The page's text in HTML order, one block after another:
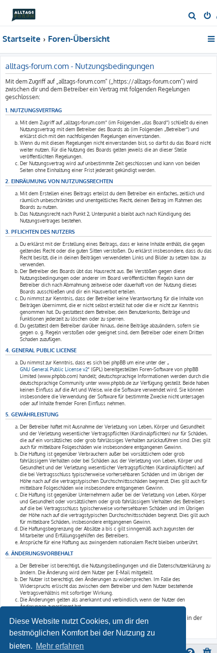
Diese Website nutzt Cookies, um dir den
bestmöglichen Komfort bei der Nutzung zu
bieten. Mehr erfahren
u
Startseite Foren-Übersicht
alltags-forum.com - Nutzungsbedingungen
Mit dem Zugriff auf „alltags-forum.com“ („https://alltags-forum.com“) wird
zwischen dir und dem Betreiber ein Vertrag mit folgenden Regelungen
geschlossen:
1. NUTZUNGSVERTRAG
Mit dem Zugriff auf „alltags-forum.com“ (im Folgenden „das Board“) schließt du einen
Nutzungsvertrag mit dem Betreiber des Boards ab (im Folgenden „Betreiber“) und
erklärst dich mit den nachfolgenden Regelungen einverstanden.
Wenn du mit diesen Regelungen nicht einverstanden bist, so darfst du das Board nicht
weiter nutzen. Für die Nutzung des Boards gelten jeweils die an dieser Stelle
veröffentlichten Regelungen.
Der Nutzungsvertrag wird auf unbestimmte Zeit geschlossen und kann von beiden
Seiten ohne Einhaltung einer Frist jederzeit gekündigt werden.
2. EINRÄUMUNG VON NUTZUNGSRECHTEN
Mit dem Erstellen eines Beitrags erteilst du dem Betreiber ein einfaches, zeitlich und
räumlich unbeschränktes und unentgeltliches Recht, deinen Beitrag im Rahmen des
Boards zu nutzen.
Das Nutzungsrecht nach Punkt 2, Unterpunkt a bleibt auch nach Kündigung des
Nutzungsvertrages bestehen.
3. PFLICHTEN DES NUTZERS
Du erklärst mit der Erstellung eines Beitrags, dass er keine Inhalte enthält, die gegen
geltendes Recht oder die guten Sitten verstoßen. Du erklärst insbesondere, dass du das
Recht besitzt, die in deinen Beiträgen verwendeten Links und Bilder zu setzen bzw. zu
verwenden.
Der Betreiber des Boards übt das Hausrecht aus. Bei Verstößen gegen diese
Nutzungsbedingungen oder anderer im Board veröffentlichten Regeln kann der
Betreiber dich nach Abmahnung zeitweise oder dauerhaft von der Nutzung dieses
Boards ausschließen und dir ein Hausverbot erteilen.
Du nimmst zur Kenntnis, dass der Betreiber keine Verantwortung für die Inhalte von
Beiträgen übernimmt, die er nicht selbst erstellt hat oder die er nicht zur Kenntnis
genommen hat. Du gestattest dem Betreiber, dein Benutzerkonto, Beiträge und
Funktionen jederzeit zu löschen oder zu sperren.
Du gestattest dem Betreiber darüber hinaus, deine Beiträge abzuändern, sofern sie
gegen o. g. Regeln verstoßen oder geeignet sind, dem Betreiber oder einem Dritten
Schaden zuzufügen.
4. GENERAL PUBLIC LICENSE
Du nimmst zur Kenntnis, dass es sich bei phpBB um eine unter der „
GNU General Public License v2“ (GPL) bereitgestellten Foren-Software von phpBB
Limited (www.phpbb.com) handelt; deutschsprachige Informationen werden durch die
deutschsprachige Community unter www.phpbb.de zur Verfügung gestellt. Beide haben
keinen Einfluss auf die Art und Weise, wie die Software verwendet wird. Sie können
insbesondere die Verwendung der Software für bestimmte Zwecke nicht untersagen
oder auf Inhalte fremder Foren Einfluss nehmen.
5. GEWÄHRLEISTUNG
Der Betreiber haftet mit Ausnahme der Verletzung von Leben, Körper und Gesundheit
und der Verletzung wesentlicher Vertragspflichten (Kardinalpflichten) nur für Schäden,
die auf ein vorsätzliches oder grob fahrlässiges Verhalten zurückzuführen sind. Dies gilt
auch für mittelbare Folgeschäden wie insbesondere entgangenen Gewinn.
Die Haftung ist gegenüber Verbrauchern außer bei vorsätzlichem oder grob
fahrlässigem Verhalten oder bei Schäden aus der Verletzung von Leben, Körper und
Gesundheit und der Verletzung wesentlicher Vertragspflichten (Kardinalpflichten) auf
die bei Vertragsschluss typischerweise vorhersehbaren Schäden und im übrigen der
Höhe nach auf die vertragstypischen Durchschnittsschäden begrenzt. Dies gilt auch für
mittelbare Folgeschäden wie insbesondere entgangenen Gewinn.
Die Haftung ist gegenüber Unternehmern außer bei der Verletzung von Leben, Körper
und Gesundheit oder vorsätzlichem oder grob fahrlässigem Verhalten des Betreibers
auf die bei Vertragsschluss typischerweise vorhersehbaren Schäden und im Übrigen
der Höhe nach auf die vertragstypischen Durchschnittsschäden begrenzt. Dies gilt auch
für mittelbare Schäden, insbesondere entgangenen Gewinn.
Die Haftungsbegrenzung der Absätze a bis c gilt sinngemäß auch zugunsten der
Mitarbeiter und Erfüllungsgehilfen des Betreibers.
Ansprüche für eine Haftung aus zwingendem nationalem Recht bleiben unberührt.
6. ÄNDERUNGSVORBEHALT
Der Betreiber ist berechtigt, die Nutzungsbedingungen und die Datenschutzerklärung zu
ändern. Die Änderung wird dem Nutzer per E-Mail mitgeteilt.
Der Nutzer ist berechtigt, den Änderungen zu widersprechen. Im Falle des
Widerspruchs erlischt das zwischen dem Betreiber und dem Nutzer bestehende
Vertragsverhältnis mit sofortiger Wirkung.
Die Änderungen gelten als anerkannt und verbindlich, wenn der Nutzer den
Änderungen zugestimmt hat.
Informationen über den Umgang mit deinen persönlichen Daten sind in der
Datenschutzerklärung enthalten.